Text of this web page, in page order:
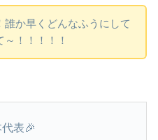
誰か早くどんなふうにして
！！！！！
表🎉